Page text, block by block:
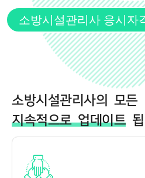
소방시설관리사 응시자
소방시설관리사의 모든
지속적으로 업데이트됩